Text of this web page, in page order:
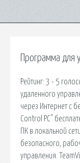
Программа для
Рейтинг: 3 - 5
удаленного
через Интернет с
Control PC"
ПК в локальной
безопасного,
управления.